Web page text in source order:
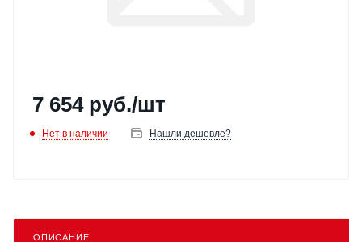
7 654руб./шт
Нет в наличии Нашли дешевле?
ОПИСАНИЕ